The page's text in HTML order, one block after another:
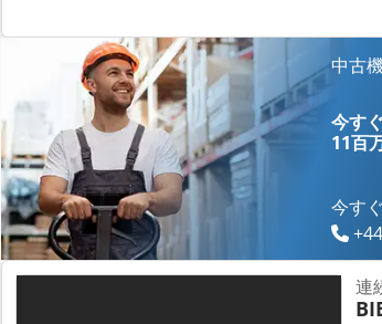
中古
今す
11百
今す
連